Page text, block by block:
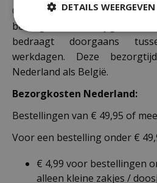
Om uw bestelling goed en
bezorgen maken wij gebruik
bedraagt doorgaans
werkdagen. Deze
Nederland als België.
Bezorgkosten Nederland:
Bestellingen van € 49,95 of
Voor een bestelling onder €
€ 4,99 voor bestellingen
alleen kleine zakjes /
DETAILS WEERGEVEN